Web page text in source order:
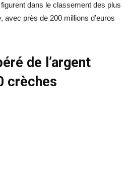
dans le classement des plus
avec près de 200 millions d’euros
de l’argent
crèches